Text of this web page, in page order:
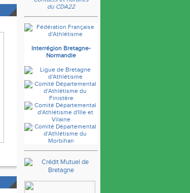
du CDA22
Interrégion Bretagne-
Normandie